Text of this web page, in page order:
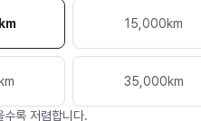
km 15,000km
km 35,000km
수록 저렴합니다.